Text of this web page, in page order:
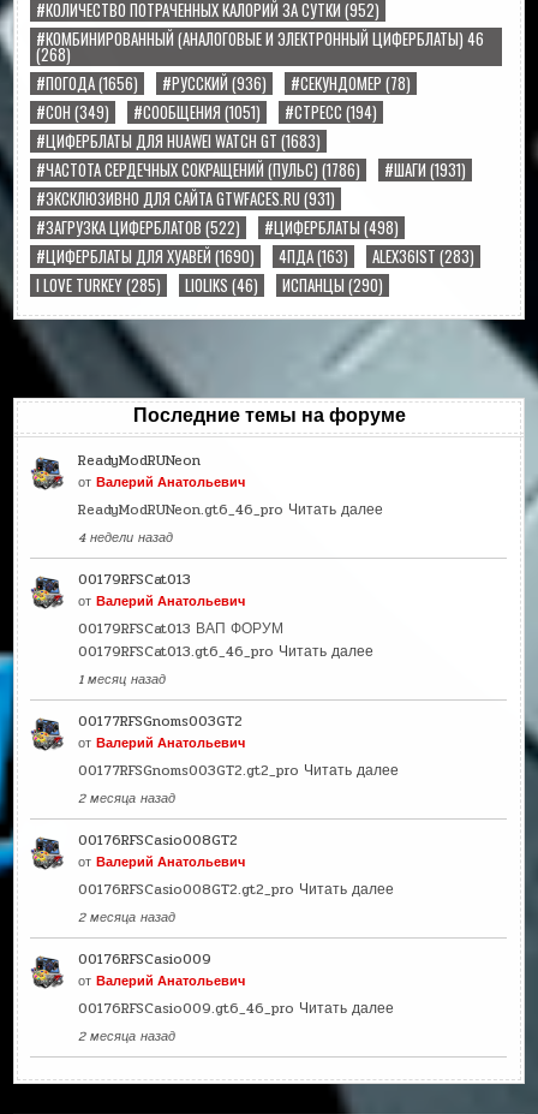
#КОЛИЧЕСТВО ПОТРАЧЕННЫХ КАЛОРИЙ ЗА СУТКИ (952)
#КОМБИНИРОВАННЫЙ (АНАЛОГОВЫЕ И ЭЛЕКТРОННЫЙ ЦИФЕРБЛАТЫ) 46
(268)
#ПОГОДА(1656) #РУССКИЙ (936) #СЕКУНДОМЕР (78)
#СОН (349) #СООБЩЕНИЯ (1051) #СТРЕСС (194)
#ЦИФЕРБЛАТЫ ДЛЯ HUAWEI WATCH GT (1683)
#ЧАСТОТА СЕРДЕЧНЫХ СОКРАЩЕНИЙ (ПУЛЬС) (1786) #ШАГИ (1931)
#ЭКСКЛЮЗИВНО ДЛЯ САЙТА GTWFACES.RU (931)
#ЗАГРУЗКА ЦИФЕРБЛАТОВ (522) #ЦИФЕРБЛАТЫ (498)
#ЦИФЕРБЛАТЫ ДЛЯ ХУАВЕЙ (1690) 4ПДА(163) ALEX36IST (283)
I LOVE TURKEY(285) LIOLIKS (46) ИСПАНЦЫ (290)
Последние темы на форуме
ReadyModRUNeon
отВалерий Анатольевич
ReadyModRUNeon.gt6_46_pro Читать далее
4 недели назад
00179RFSCat013
отВалерий Анатольевич
00179RFSCat013 ВАП ФОРУМ
00179RFSCat013.gt6_46_pro Читать далее
1 месяц назад
00177RFSGnoms003GT2
отВалерий Анатольевич
00177RFSGnoms003GT2.gt2_pro Читать далее
2 месяца назад
00176RFSCasio008GT2
отВалерий Анатольевич
00176RFSCasio008GT2.gt2_pro Читать далее
2 месяца назад
00176RFSCasio009
отВалерий Анатольевич
00176RFSCasio009.gt6_46_pro Читать далее
2 месяца назад